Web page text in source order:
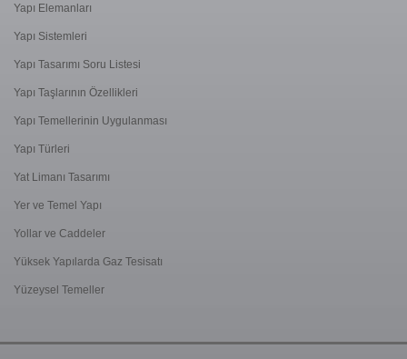
Yapı Elemanları
Yapı Sistemleri
Yapı Tasarımı Soru Listesi
Yapı Taşlarının Özellikleri
Yapı Temellerinin Uygulanması
Yapı Türleri
Yat Limanı Tasarımı
Yer ve Temel Yapı
Yollar ve Caddeler
Yüksek Yapılarda Gaz Tesisatı
Yüzeysel Temeller